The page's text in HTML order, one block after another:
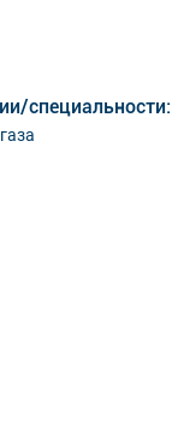
специальности: